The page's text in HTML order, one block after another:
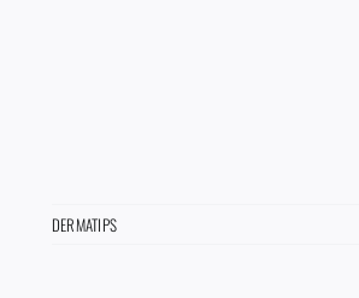
DERMATIPS